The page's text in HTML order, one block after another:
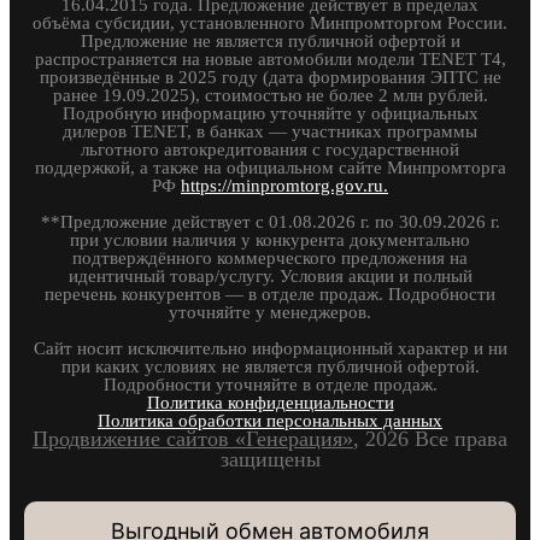
16.04.2015 года. Предложение действует в пределах
объёма субсидии, установленного Минпромторгом России.
Предложение не является публичной офертой и
распространяется на новые автомобили модели TENET T4,
произведённые в 2025 году (дата формирования ЭПТС не
ранее 19.09.2025), стоимостью не более 2 млн рублей.
Подробную информацию уточняйте у официальных
дилеров TENET, в банках — участниках программы
льготного автокредитования с государственной
поддержкой, а также на официальном сайте Минпромторга
РФ https://minpromtorg.gov.ru.
**Предложение действует с 01.08.2026 г. по 30.09.2026 г.
при условии наличия у конкурента документально
подтверждённого коммерческого предложения на
идентичный товар/услугу. Условия акции и полный
перечень конкурентов — в отделе продаж. Подробности
уточняйте у менеджеров.
Сайт носит исключительно информационный характер и ни
при каких условиях не является публичной офертой.
Подробности уточняйте в отделе продаж.
Политика конфиденциальности
Политика обработки персональных данных
Продвижение сайтов «Генерация», 2026 Все права
защищены
Выгодный обмен автомобиля